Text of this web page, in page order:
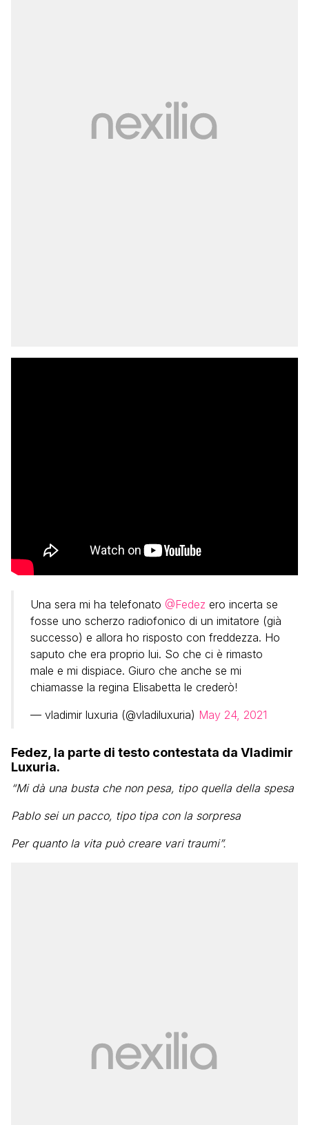
Una sera mi ha telefonato @Fedez ero incerta se
fosse uno scherzo radiofonico di un imitatore (già
successo) e allora ho risposto con freddezza. Ho
saputo che era proprio lui. So che ci è rimasto
male e mi dispiace. Giuro che anche se mi
chiamasse la regina Elisabetta le crederò!
— vladimir luxuria (@vladiluxuria) May 24, 2021
Fedez, la parte di testo contestata da Vladimir
Luxuria.
“Mi dà una busta che non pesa, tipo quella della spesa
Pablo sei un pacco, tipo tipa con la sorpresa
Per quanto la vita può creare vari traumi”.